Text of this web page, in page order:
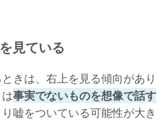
見ている
きは、右上を見る傾向があり
事実でないものを想像で話す
嘘をついている可能性が大き